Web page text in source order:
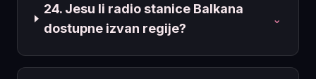
24. Jesu li radio stanice Balkana
dostupne izvan regije?
⌄